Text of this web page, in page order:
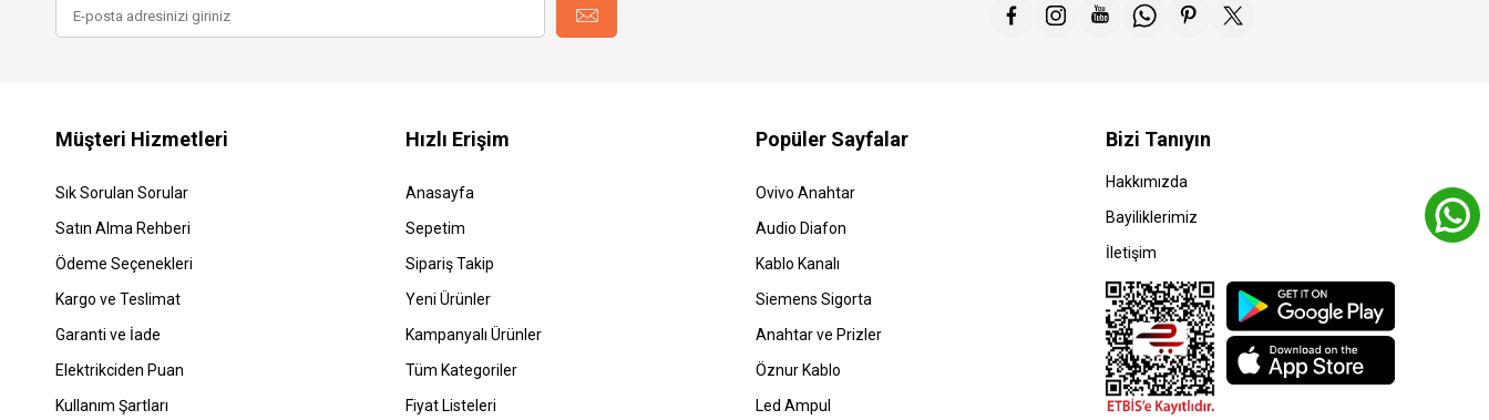
Müşteri Hizmetleri
Sık Sorulan Sorular
Satın Alma Rehberi
Ödeme Seçenekleri
Kargo ve Teslimat
Garanti ve İade
Elektrikciden Puan
Kullanım Şartları
Hızlı Erişim
Anasayfa
Sepetim
Sipariş Takip
Yeni Ürünler
Kampanyalı Ürünler
Tüm Kategoriler
Fiyat Listeleri
Popüler Sayfalar
Ovivo Anahtar
Audio Diafon
Kablo Kanalı
Siemens Sigorta
Anahtar ve Prizler
Öznur Kablo
Led Ampul
Bizi Tanıyın
Hakkımızda
Bayiliklerimiz
İletişim